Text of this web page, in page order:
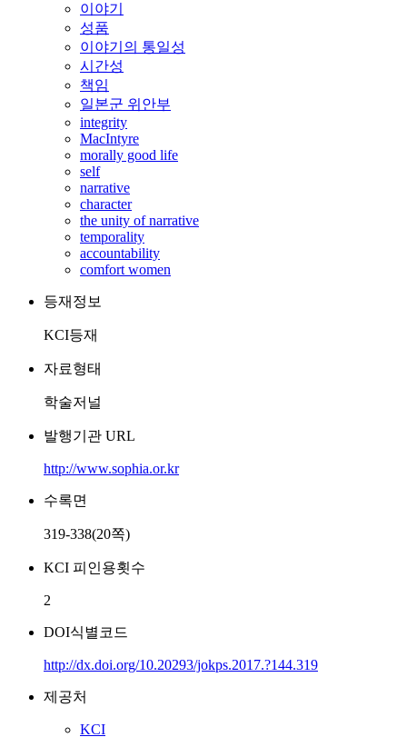
이야기
성품
이야기의 통일성
시간성
책임
일본군 위안부
integrity
MacIntyre
morally good life
self
narrative
character
the unity of narrative
temporality
accountability
comfort women
등재정보
KCI등재
자료형태
학술저널
발행기관 URL
http://www.sophia.or.kr
수록면
319-338(20쪽)
KCI 피인용횟수
2
DOI식별코드
http://dx.doi.org/10.20293/jokps.2017.?144.319
제공처
KCI